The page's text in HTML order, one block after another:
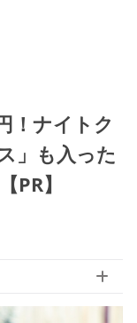
！ナイトク
」も入った
】